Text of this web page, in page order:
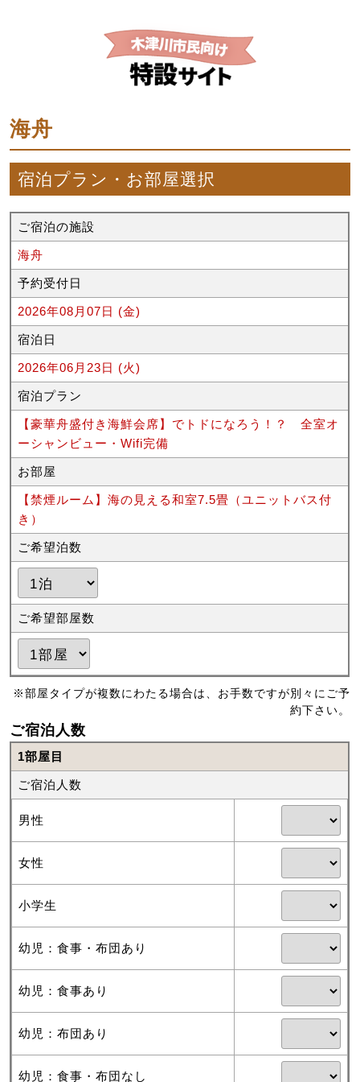
海舟
宿泊プラン・お部屋選択
ご宿泊の施設
海舟
予約受付日
2026年08月07日 (金)
宿泊日
2026年06月23日 (火)
宿泊プラン
【豪華舟盛付き海鮮会席】でトドになろう！？ 全室オ
ーシャンビュー・Wifi完備
お部屋
【禁煙ルーム】海の見える和室7.5畳（ユニットバス付
き）
ご希望泊数
ご希望部屋数
※部屋タイプが複数にわたる場合は、お手数ですが別々にご予
約下さい。
ご宿泊人数
1部屋目
ご宿泊人数
男性
女性
小学生
幼児：食事・布団あり
幼児：食事あり
幼児：布団あり
幼児：食事・布団なし